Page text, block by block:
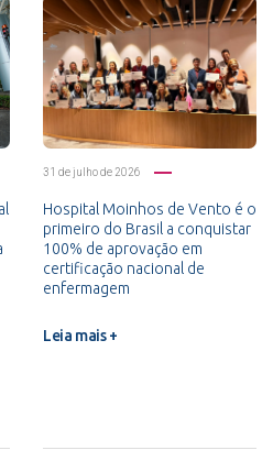
31 de julho de 2026
Hospital Moinhos de Vento é o
primeiro do Brasil a conquistar
100% de aprovação em
certificação nacional de
enfermagem
Leia mais +